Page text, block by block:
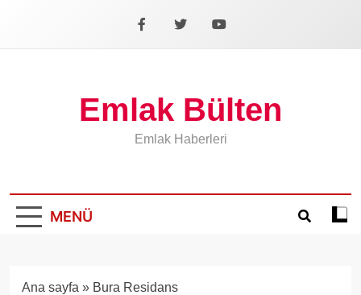
Facebook
X YouTube
Emlak Bülten
Emlak Haberleri
MENÜ
Koyu
Ana sayfa » Bura Residans